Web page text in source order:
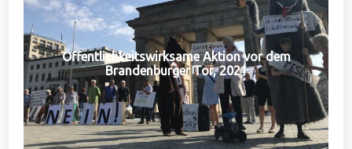
Öffentlichkeitswirksame Aktion vor dem
Brandenburger Tor, 2021